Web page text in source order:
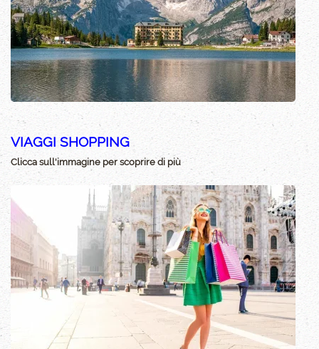
VIAGGI SHOPPING
Clicca sull'immagine per scoprire di più